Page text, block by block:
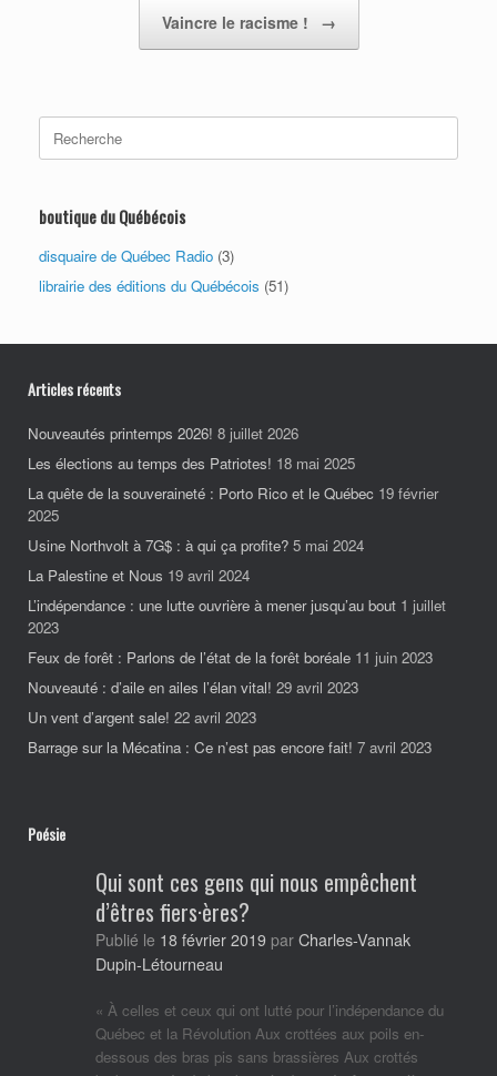
Vaincre le racisme ! →
Search
for:
boutique du Québécois
disquaire de Québec Radio (3)
librairie des éditions du Québécois (51)
Articles récents
Nouveautés printemps 2026! 8 juillet 2026
Les élections au temps des Patriotes! 18 mai 2025
La quête de la souveraineté : Porto Rico et le Québec 19 février
2025
Usine Northvolt à 7G$ : à qui ça profite? 5 mai 2024
La Palestine et Nous 19 avril 2024
L’indépendance : une lutte ouvrière à mener jusqu’au bout 1 juillet
2023
Feux de forêt : Parlons de l’état de la forêt boréale 11 juin 2023
Nouveauté : d’aile en ailes l’élan vital! 29 avril 2023
Un vent d’argent sale! 22 avril 2023
Barrage sur la Mécatina : Ce n’est pas encore fait! 7 avril 2023
Poésie
Qui sont ces gens qui nous empêchent
d’êtres fiers·ères?
Publié le 18 février 2019 par Charles-Vannak
Dupin-Létourneau
« À celles et ceux qui ont lutté pour l’indépendance du
Québec et la Révolution Aux crottées aux poils en-
dessous des bras pis sans brassières Aux crottés